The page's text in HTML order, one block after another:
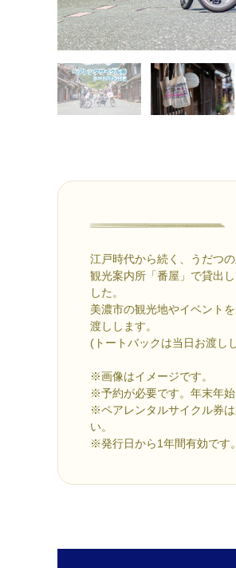
江戸時代から続く、うだつ
観光案内所「番屋」で貸出
した。
美濃市の観光地やイベント
渡しします。
(トートバックは当日お渡し
※画像はイメージです。
※予約が必要です。年末年始
※ペアレンタルサイクル券
い。
※発行日から1年間有効です。